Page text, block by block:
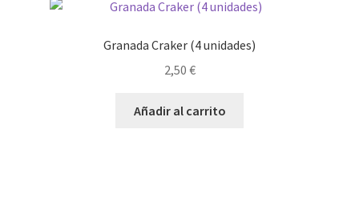
Granada Craker (4 unidades)
2,50 €
Añadir al carrito